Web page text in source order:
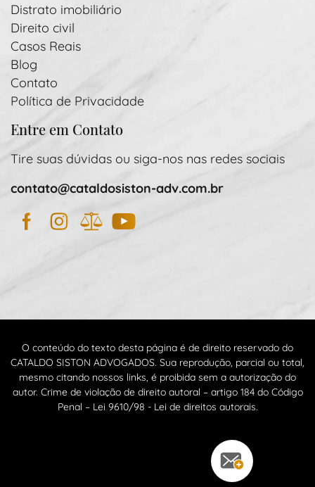
Distrato imobiliário
Direito civil
Casos Reais
Blog
Contato
Política de Privacidade
Entre em Contato
Tire suas dúvidas ou siga-nos nas redes sociais
contato@cataldosiston-adv.com.br
Facebook
Instagram
JusBrasil
YouTube
O conteúdo do texto desta página é de direito reservado do
CATALDO SISTON ADVOGADOS. Sua reprodução, parcial ou total,
mesmo citando nossos links, é proibida sem a autorização do
autor. Crime de violação de direito autoral – artigo 184 do Código
Penal – Lei 9610/98 - Lei de direitos autorais.